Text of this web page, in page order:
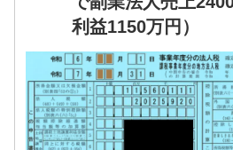
利益1150万円）